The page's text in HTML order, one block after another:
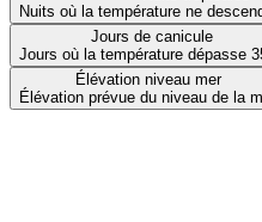
Nuits où la température ne
Jours de canicule
Jours où la température dépasse
Élévation niveau mer
Élévation prévue du niveau de la